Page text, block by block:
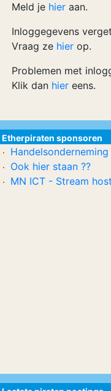
Meld je hier aan.
Inloggegevens
Vraag ze hier op.
Problemen met
Klik dan hier eens.
Etherpiraten sponsoren
Handelsonderneming
Ook hier staan ??
MN ICT - Stream